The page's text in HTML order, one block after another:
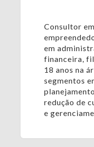
Consultor
em
financeira,
18 anos na
segmentos
redução de
e